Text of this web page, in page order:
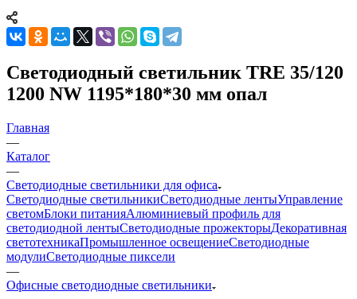
Светодиодный светильник TRЕ 35/120
1200 NW 1195*180*30 мм опал
Главная
—
Каталог
—
Светодиодные светильники для офиса
Светодиодные светильникиСветодиодные лентыУправление
светомБлоки питанияАлюминиевый профиль для
светодиодной лентыСветодиодные прожекторыДекоративная
светотехникаПромышленное освещениеСветодиодные
модулиСветодиодные пиксели
—
Офисные светодиодные светильники